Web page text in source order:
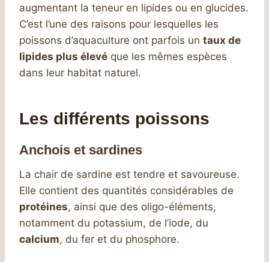
augmentant la teneur en lipides ou en glucides.
C’est l’une des raisons pour lesquelles les
poissons d’aquaculture ont parfois un taux de
lipides plus élevé que les mêmes espèces
dans leur habitat naturel.
Les différents poissons
Anchois et sardines
La chair de sardine est tendre et savoureuse.
Elle contient des quantités considérables de
protéines, ainsi que des oligo-éléments,
notamment du potassium, de l’iode, du
calcium, du fer et du phosphore.